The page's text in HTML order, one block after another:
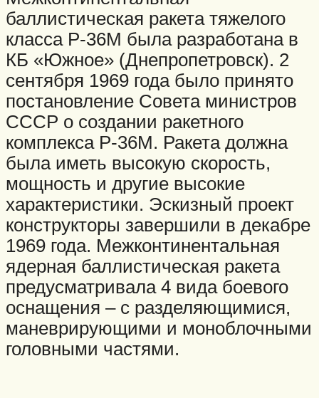
баллистическая ракета тяжелого
класса Р-36М была разработана в
КБ «Южное» (Днепропетровск). 2
сентября 1969 года было принято
постановление Совета министров
СССР о создании ракетного
комплекса Р-36М. Ракета должна
была иметь высокую скорость,
мощность и другие высокие
характеристики. Эскизный проект
конструкторы завершили в декабре
1969 года. Межконтинентальная
ядерная баллистическая ракета
предусматривала 4 вида боевого
оснащения – с разделяющимися,
маневрирующими и моноблочными
головными частями.